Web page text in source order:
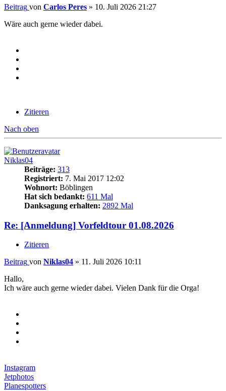
Beitrag von Carlos Peres » 10. Juli 2026 21:27
Wäre auch gerne wieder dabei.
Zitieren
Nach oben
Niklas04
Beiträge: 313
Registriert: 7. Mai 2017 12:02
Wohnort: Böblingen
Hat sich bedankt: 611 Mal
Danksagung erhalten: 2892 Mal
Re: [Anmeldung] Vorfeldtour 01.08.2026
Zitieren
Beitrag von Niklas04 » 11. Juli 2026 10:11
Hallo,
Ich wäre auch gerne wieder dabei. Vielen Dank für die Orga!
Instagram
Jetphotos
Planespotters